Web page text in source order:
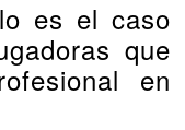
es el caso
que
en